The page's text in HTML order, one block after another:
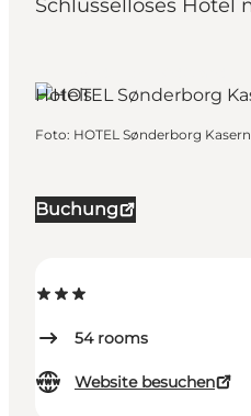
Booking
Schlüsselloses Hotel
Buchung
54 rooms
Website besuchen
Hotels
Foto: HOTEL Sønderborg